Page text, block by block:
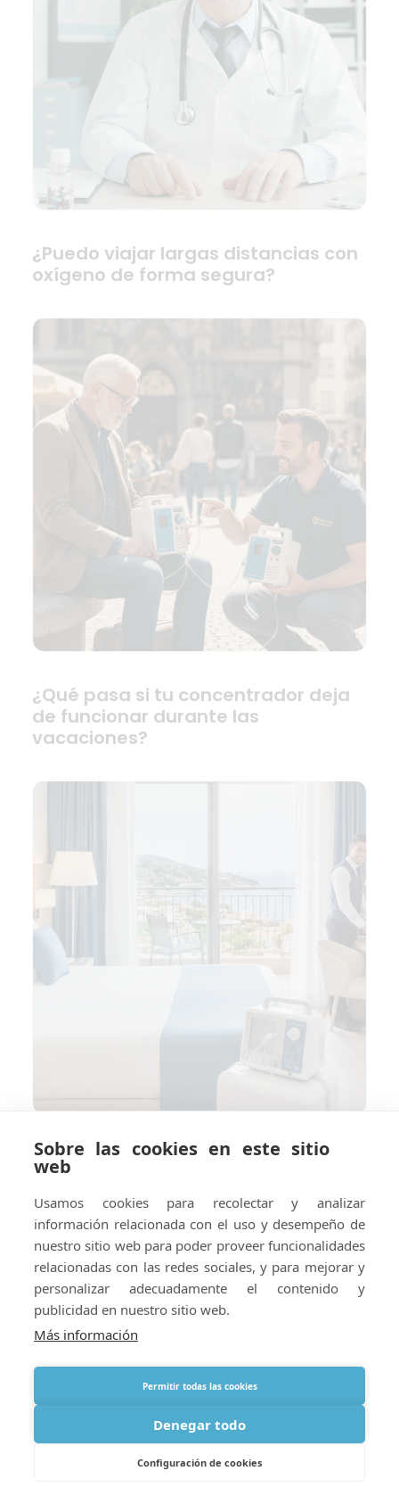
¿Puedo viajar largas distancias con
oxígeno de forma segura?
¿Qué pasa si tu concentrador deja
de funcionar durante las
vacaciones?
Cómo preparar su hotel o
alojamiento vacacional para el
suministro de oxígeno en el
extranjero
Sobre las cookies en este sitio
web
Usamos cookies para recolectar y analizar
información relacionada con el uso y desempeño de
nuestro sitio web para poder proveer funcionalidades
relacionadas con las redes sociales, y para mejorar y
personalizar adecuadamente el contenido y
publicidad en nuestro sitio web.
Más información
Permitir todas las cookies
Denegar todo
Configuración de cookies